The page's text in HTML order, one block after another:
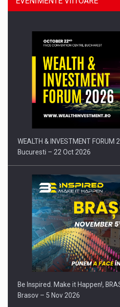
Comunicat de presa: Joburile
WEALTH & INVESTMENT FORUM
Bucuresti – 22 Oct 2026
Be Inspired. Make it Happen!,
Brasov – 5 Nov 2026